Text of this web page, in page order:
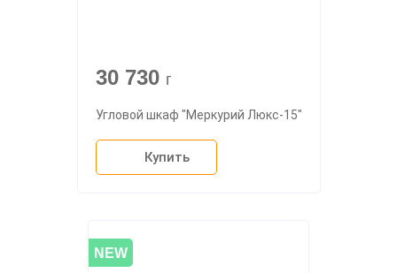
30 730 г
Угловой шкаф "Меркурий Люкс-15"
Купить
NEW